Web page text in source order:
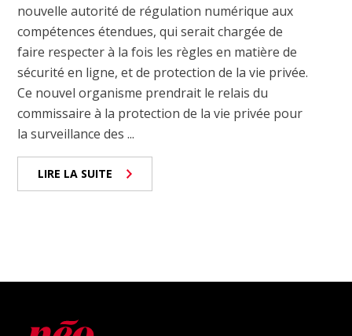
nouvelle autorité de régulation numérique aux
compétences étendues, qui serait chargée de
faire respecter à la fois les règles en matière de
sécurité en ligne, et de protection de la vie privée.
Ce nouvel organisme prendrait le relais du
commissaire à la protection de la vie privée pour
la surveillance des ...
LIRE LA SUITE